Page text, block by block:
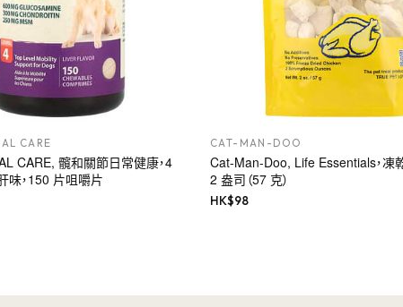
CARE
CARE, 髖和關節日常健康，4
味，150 片咀嚼片
CAT-MAN-DOO
Cat-Man-Doo, Life Essentials，凍
2 盎司（57 克）
HK$98